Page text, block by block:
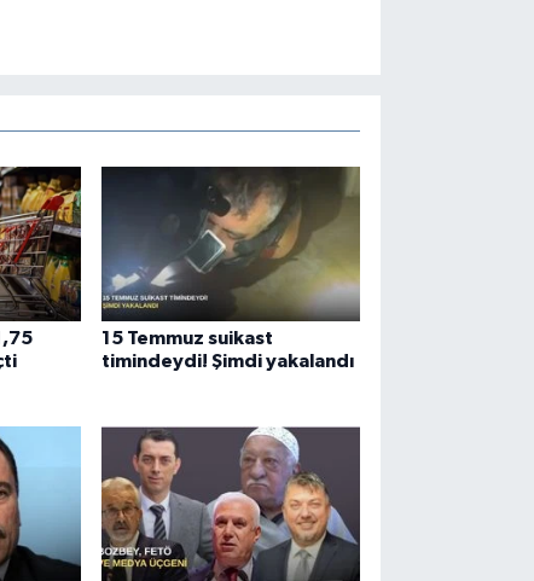
15 Temmuz suikast
timindeydi! Şimdi yakalandı